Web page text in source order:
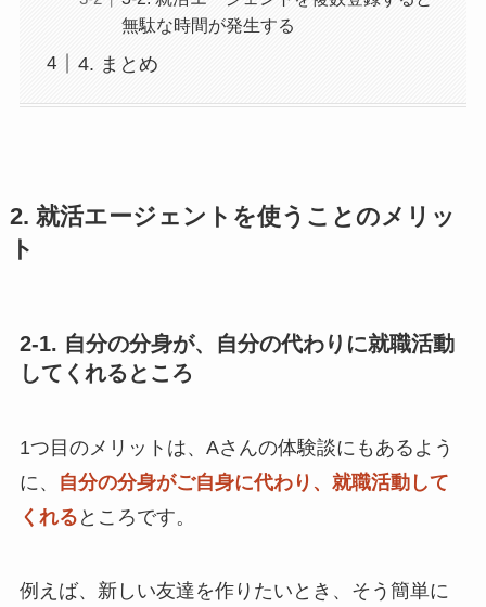
無駄な時間が発生する
4. まとめ
2. 就活エージェントを使うことのメリッ
ト
2-1. 自分の分身が、自分の代わりに就職活動
してくれるところ
1つ目のメリットは、Aさんの体験談にもあるよう
に、
自分の分身がご自身に代わり、就職活動して
くれる ところです。
例えば、新しい友達を作りたいとき、そう簡単に